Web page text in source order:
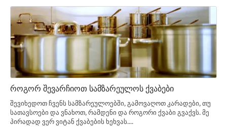
როგორ შევარჩიოთ სამზარეულოს ქვაბები
შევიხედოთ ჩვენს სამზარეულოებში, გამოვაღოთ კარადები, თუ
სათავსოები და ვნახოთ, რამდენი და როგორი ქვაბი გვაქვს. მე
პირადად ვერ ვიტან ქვაბების ხეხვას....